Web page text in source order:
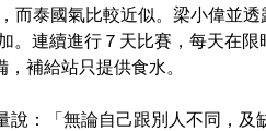
而泰國氣比較近似。梁小偉並
。連續進行７天比賽，每天在
補給站只提供食水。
：「無論自己跟別人不同，及